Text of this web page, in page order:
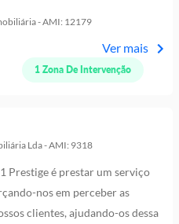
1 Zona De Intervenção
Ver mais
- AMI: 12179
Prestige é prestar um serviço
nos em perceber as
clientes, ajudando-os dessa
Lda - AMI: 9318